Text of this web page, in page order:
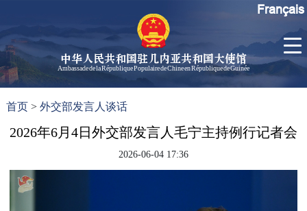
中华人民共和国驻几内亚共和国大使馆
Ambassade de la République Populaire de Chine en République de Guinée
大使信
几
Français
首页 >外交部发言人谈话
2026年6月4日外交部发言人毛宁主持例行记者会
2026-06-04 17:36